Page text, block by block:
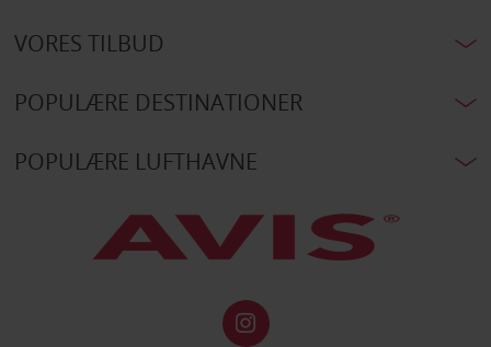
VORES TILBUD
POPULÆRE DESTINATIONER
POPULÆRE LUFTHAVNE